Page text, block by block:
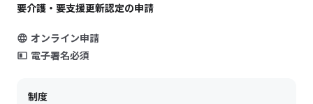
要介護・要支援更新認定の申請
オンライン申請
電子署名必須
制度